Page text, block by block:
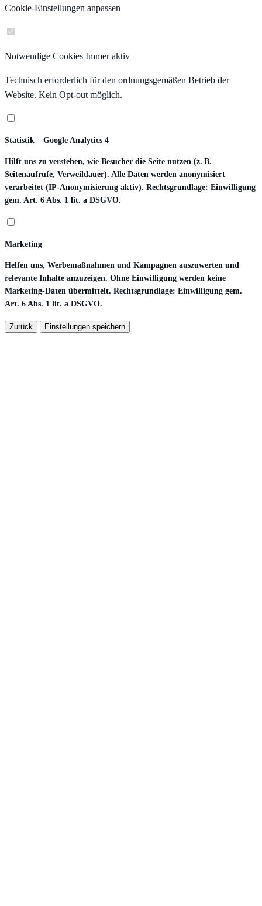
Cookie-Einstellungen anpassen
Notwendige Cookies Immer aktiv
Technisch erforderlich für den ordnungsgemäßen Betrieb der
Website. Kein Opt-out möglich.
Statistik – Google Analytics 4
Hilft uns zu verstehen, wie Besucher die Seite nutzen (z. B.
Seitenaufrufe, Verweildauer). Alle Daten werden anonymisiert
verarbeitet (IP-Anonymisierung aktiv). Rechtsgrundlage: Einwilligung
gem. Art. 6 Abs. 1 lit. a DSGVO.
Marketing
Helfen uns, Werbemaßnahmen und Kampagnen auszuwerten und
relevante Inhalte anzuzeigen. Ohne Einwilligung werden keine
Marketing-Daten übermittelt. Rechtsgrundlage: Einwilligung gem.
Art. 6 Abs. 1 lit. a DSGVO.
Zurück Einstellungen speichern